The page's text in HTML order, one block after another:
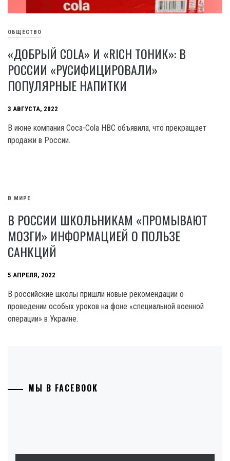
ОБЩЕСТВО
«ДОБРЫЙ COLA» И «RICH ТОНИК»: В
РОССИИ «РУСИФИЦИРОВАЛИ»
ПОПУЛЯРНЫЕ НАПИТКИ
3 АВГУСТА, 2022
В июне компания Coca-Cola HBC объявила, что прекращает
продажи в России.
В МИРЕ
В РОССИИ ШКОЛЬНИКАМ «ПРОМЫВАЮТ
МОЗГИ» ИНФОРМАЦИЕЙ О ПОЛЬЗЕ
САНКЦИЙ
5 АПРЕЛЯ, 2022
В российские школы пришли новые рекомендации о
проведении особых уроков на фоне «специальной военной
операции» в Украине.
МЫ В FACEBOOK